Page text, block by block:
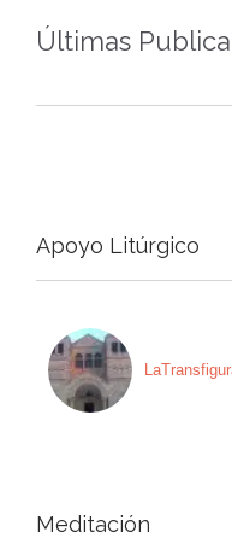
Últimas
Apoyo Litúrgico
Meditación